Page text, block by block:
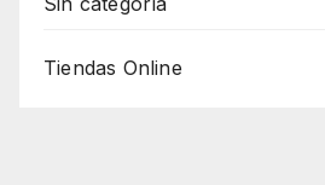
Tiendas Online